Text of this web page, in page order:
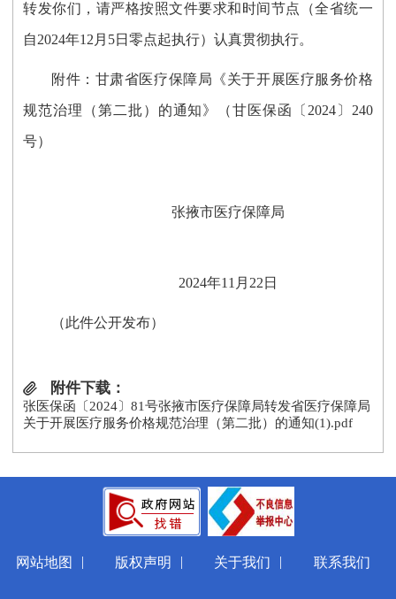
转发你们， 请严格按照文件要求和时间节点（全省统一
自2024年12月5日零点起执行）认真贯彻执行。
附件： 甘肃省医疗保障局《关于开展医疗服务价格
规范治理（第二批）的通知》（甘医保函〔 2024 〕 240
号）
张掖市医疗保障局
2024年11 月 22 日
（此件公开发布）
附件下载：
张医保函〔2024〕81号张掖市医疗保障局转发省医疗保障局
关于开展医疗服务价格规范治理（第二批）的通知(1).pdf
网站地图 | 版权声明 | 关于我们 | 联系我们